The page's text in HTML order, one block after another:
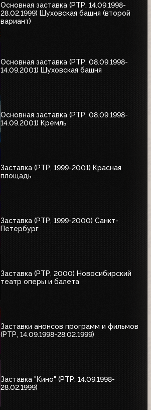
Основная заставка (РТР, 14.09.1998-
28.02.1999) Шуховская башня (второй
вариант)
Основная заставка (РТР, 08.09.1998-
14.09.2001) Шуховская башня
Основная заставка (РТР, 08.09.1998-
14.09.2001) Кремль
Заставка (РТР, 1999-2001) Красная
площадь
Заставка (РТР, 1999-2000) Санкт-
Петербург
Заставка (РТР, 2000) Новосибирский
театр оперы и балета
Заставки анонсов программ и фильмов
(РТР, 14.09.1998-28.02.1999)
Заставка "Кино" (РТР, 14.09.1998-
28.02.1999)